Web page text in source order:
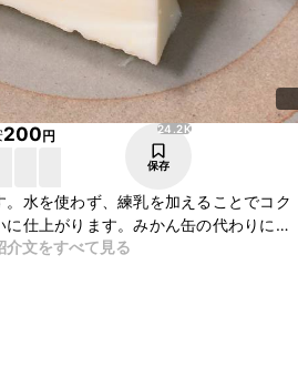
200円 24.2K
保存
水を使わず、練乳を加えることでコク
仕上がります。みかん缶の代わりに、
おいしくお作りいただけますよ。ぜひお
介文をすべて見る